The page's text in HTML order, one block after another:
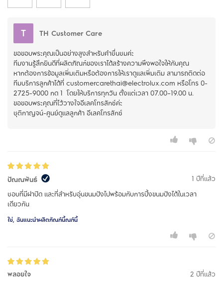
T
TH Customer Care
ขอขอบพระคุณเป็นอย่างสูงสำหรับคำชื่นชมค่ะ
ทีมงานรู้สึกยินดีที่ผลิตภัณฑ์ของเราได้สร้างความพึงพอใจให้กับคุณ
หากต้องการข้อมูลเพิ่มเติมหรือต้องการให้เราดูแลเพิ่มเติม สามารถติดต่อ
ทีมบริการลูกค้าได้ที่ customercarethai@electrolux.com หรือโทร 0-
2725-9000 กด 1 โดยให้บริการทุกวัน ตั้งแต่เวลา 07.00–19.00 น.
ขอขอบพระคุณที่ไว้วางใจอีเลคโทรลักซ์ค่ะ
ชุติกาญจน์-ศูนย์ดูแลลูกค้า อีเลคโทรลักซ์
ปัณณพันธ์
1 ปีที่แล้ว
ชอบที่มีฝาปิด และที่สำหรับอุ่นขนมปังไปพร้อมกับการปิ้งขนมปังได้ในเวลา
เดียวกัน
ใช่, ฉันแนะนำผลิตภัณฑ์นี้ณฑ์นี้
พลอยใจ 2 ปีที่แล้ว